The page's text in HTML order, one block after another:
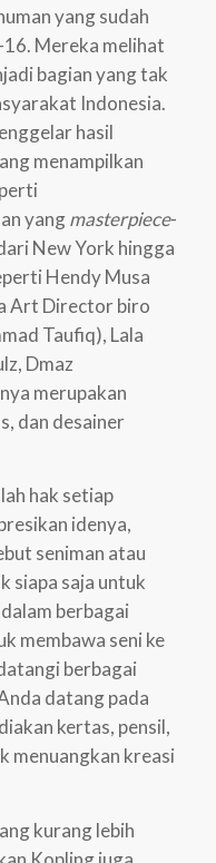
yang sudah
16. Mereka melihat
bagian yang tak
Indonesia.
hasil
menampilkan
yangmasterpiece-
New York hingga
Hendy Musa
Art Director biro
Taufiq), Lala
Dmaz
merupakan
dan desainer
hak setiap
idenya,
seniman atau
siapa saja untuk
berbagai
membawa seni ke
berbagai
datang pada
kertas, pensil,
menuangkan kreasi
kurang lebih